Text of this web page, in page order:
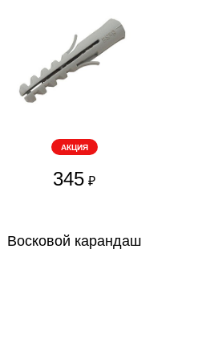
АКЦИЯ
345 ₽
Восковой карандаш